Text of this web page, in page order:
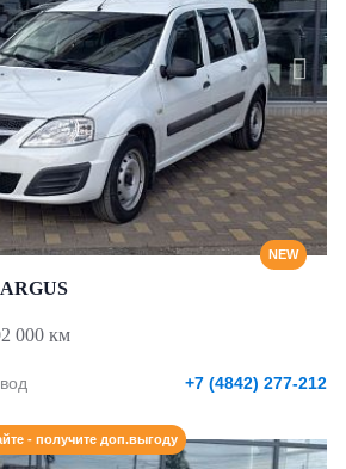
NEW
000 км
+7 (4842) 277-212
- получите доп.выгоду